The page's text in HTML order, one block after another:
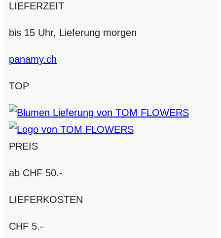
LIEFERZEIT
bis 15 Uhr, Lieferung morgen
panamy.ch
TOP
PREIS
ab CHF 50.-
LIEFERKOSTEN
CHF 5.-